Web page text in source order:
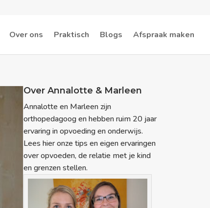
Over ons Praktisch Blogs Afspraak maken
Over Annalotte & Marleen
Annalotte en Marleen zijn
orthopedagoog en hebben ruim 20 jaar
ervaring in opvoeding en onderwijs.
Lees hier onze tips en eigen ervaringen
over opvoeden, de relatie met je kind
en grenzen stellen.